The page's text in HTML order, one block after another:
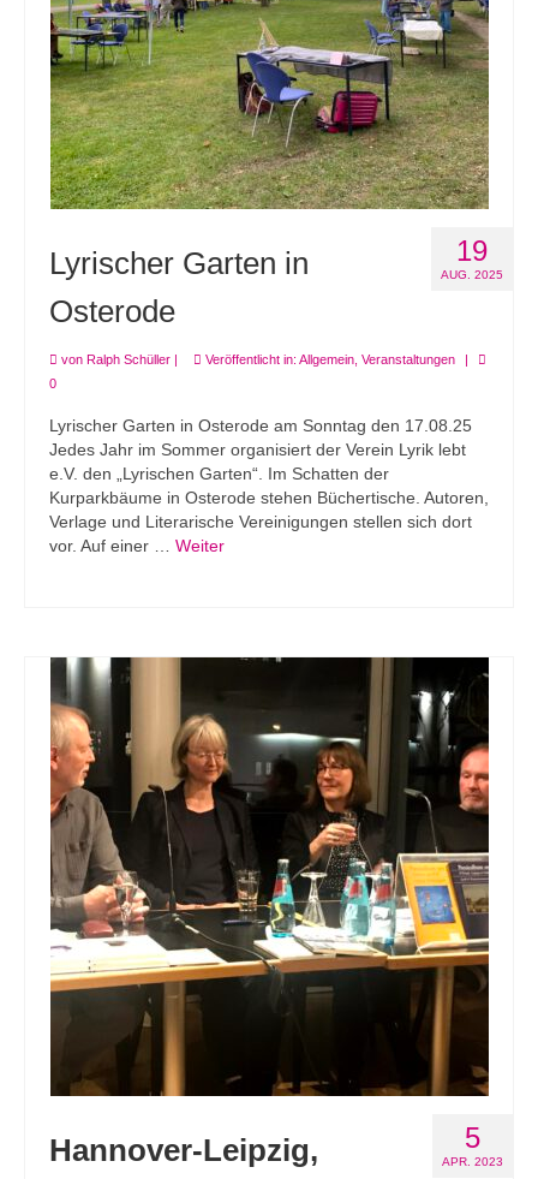
19
AUG. 2025
Lyrischer Garten in
Osterode
von Ralph Schüller | Veröffentlicht in: Allgemein Veranstaltungen
|
0
Lyrischer Garten in Osterode am Sonntag den 17.08.25
Jedes Jahr im Sommer organisiert der Verein Lyrik lebt
e.V. den „Lyrischen Garten“. Im Schatten der
Kurparkbäume in Osterode stehen Büchertische. Autoren,
Verlage und Literarische Vereinigungen stellen sich dort
vor. Auf einer … Weiter
5
APR. 2023
Hannover-Leipzig,